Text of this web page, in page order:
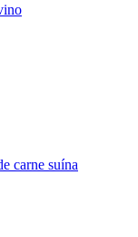
carne suína